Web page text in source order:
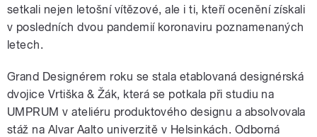
setkali nejen letošní vítězové, ale i ti, kteří ocenění získali
v posledních dvou pandemií koronaviru poznamenaných
letech.
Grand Designérem roku se stala etablovaná designérská
dvojice Vrtiška & Žák, která se potkala při studiu na
UMPRUM v ateliéru produktového designu a absolvovala
stáž na Alvar Aalto univerzitě v Helsinkách. Odborná